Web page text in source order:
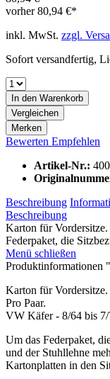
vorher80,94 €*
inkl. MwSt. zzgl.
Sofort versandfertig,
In den Warenkorb
Vergleichen
Merken
Bewerten Empfehlen
Artikel-Nr.:
Beschreibung
Beschreibung
Karton für
Federpaket, die
Menü schließen
Produktinformationen
Karton für Vordersitze.
Pro Paar.
VW Käfer - 8/64 bis 7/
Um das Federpaket,
und der Stuhllehne
Kartonplatten in den